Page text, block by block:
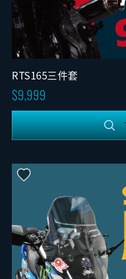
RTS165三件套
9,999